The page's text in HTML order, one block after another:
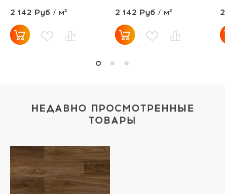
2 142 Руб / м² 2 142 Руб / м²
НЕДАВНО ПРОСМОТРЕННЫЕ
ТОВАРЫ